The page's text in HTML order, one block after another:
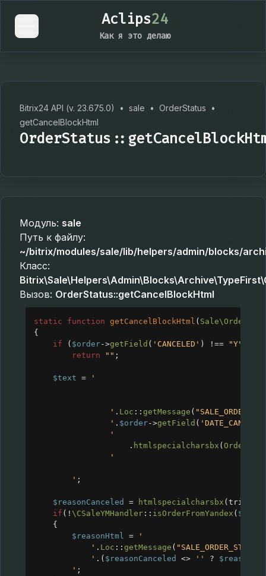
Aclips24
Как я это делаю
Bitrix24 API (v. 23.675.0) • sale • OrderStatus
•
getCancelBlockHtml
Модуль: sale
Путь к файлу:
~/bitrix/modules/sale/lib/helpers/admin/blocks/
Класс:
Вызов: OrderStatus::getCancelBlockHtml
static function getCancelBlockHtml ( Sale\Order
{
if ( $order->getField ( 'CANCELED' ) !== "Y"
return
"" ;
$text = '
' . Loc :: getMessage (
' . $order->getField (
'
. htmlspecialcharsbx ( OrderEdit
'
' ;
$reasonCanceled = htmlspecialcharsbx ( trim
if ( ! \CSaleYMHandler :: isOrderFromYandex ( $order
{
$reasonHtml =
'
' . Loc :: getMessage (
' .( $reasonCanceled <> '' ?
' ;